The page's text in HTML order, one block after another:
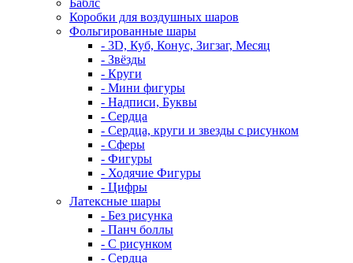
Баблс
Коробки для воздушных шаров
Фольгированные шары
- 3D, Куб, Конус, Зигзаг, Месяц
- Звёзды
- Круги
- Мини фигуры
- Надписи, Буквы
- Сердца
- Сердца, круги и звезды с рисунком
- Сферы
- Фигуры
- Ходячие Фигуры
- Цифры
Латексные шары
- Без рисунка
- Панч боллы
- С рисунком
- Сердца